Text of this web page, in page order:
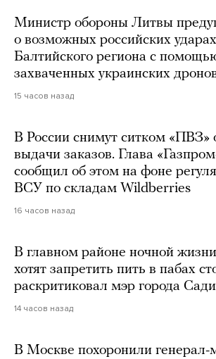
Министр обороны Литвы
о возможных российских
Балтийского региона с
захваченных украинских
15 часов назад
В России снимут ситком «ПВЗ»
выдачи заказов. Глава
сообщил об этом на фоне
ВСУ по складам Wildberries
16 часов назад
В главном районе ночной
хотят запретить пить в пабах
раскритиковал мэр города
14 часов назад
В Москве похоронили генерал-